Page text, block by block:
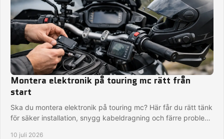
Montera elektronik på touring mc rätt från
start
Ska du montera elektronik på touring mc? Här får du rätt tänk
för säker installation, snygg kabeldragning och färre problem
10 juli 2026